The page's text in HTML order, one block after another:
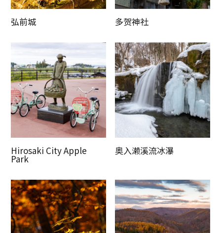
弘前城 多贺神社
Hirosaki City Apple
Park
奥入濑溪流冰瀑